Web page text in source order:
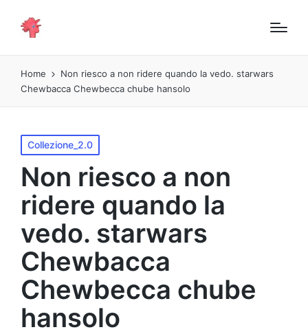
Home
Non riesco a non ridere quando la vedo. starwars
Chewbacca Chewbecca chube hansolo
Pubblicato
in
Collezione_2.0
Non riesco a non
ridere quando la
vedo. starwars
Chewbacca
Chewbecca chube
hansolo